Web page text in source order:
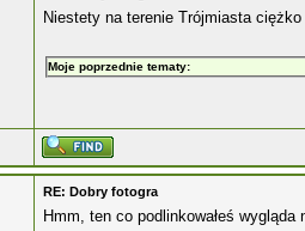
Niestety na terenie Trójmiasta
Moje poprzednie tematy:
RE: Dobry fotogra
Hmm, ten co podlinkowałeś wygląda